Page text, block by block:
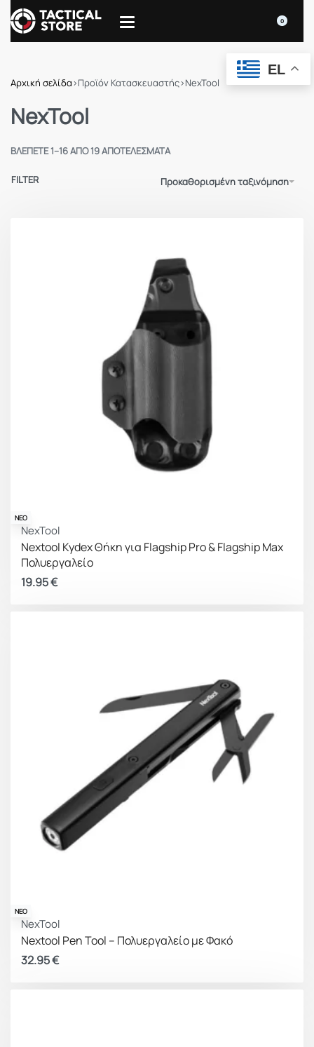
0
Αρχική σελίδα›Προϊόν Κατασκευαστής›NexTool
NexTool
ΒΛΈΠΕΤΕ 1–16 ΑΠΌ 19 ΑΠΟΤΕΛΈΣΜΑΤΑ
Προκαθορισμένη ταξινόμηση
FILTER
ΝΕΟ
NexTool
Nextool Kydex Θήκη για Flagship Pro & Flagship Max
Πολυεργαλείο
19.95€
ΝΕΟ
NexTool
Nextool Pen Tool – Πολυεργαλείο με Φακό
32.95€
EL